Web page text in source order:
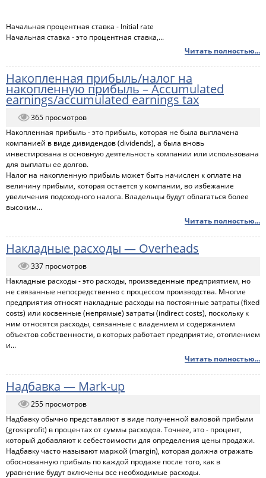
Начальная процентная ставка - Initial rate
Начальная ставка - это процентная ставка,...
Читать полностью...
Накопленная прибыль/налог на
накопленную прибыль – Accumulated
earnings/accumulated earnings tax
365 просмотров
Накопленная прибыль - это прибыль, которая не была выплачена
компанией в виде дивидендов (dividends), а была вновь
инвестирована в основную деятельность компании или использована
для выплаты ее долгов.
Налог на накопленную прибыль может быть начислен к оплате на
величину прибыли, которая остается у компании, во избежание
увеличения подоходного налога. Владельцы будут облагаться более
высоким...
Читать полностью...
Накладные расходы — Overheads
337 просмотров
Накладные расходы - это расходы, произведенные предприятием, но
не связанные непосредственно с процессом производства. Многие
предприятия относят накладные расходы на постоянные затраты (fixed
costs) или косвенные (непрямые) затраты (indirect costs), поскольку к
ним относятся расходы, связанные с владением и содержанием
объектов собственности, в которых работает предприятие, отоплением
и...
Читать полностью...
Надбавка — Mark-up
255 просмотров
Надбавку обычно представляют в виде полученной валовой прибыли
(grossprofit) в процентах от суммы расходов. Точнее, это - процент,
который добавляют к себестоимости для определения цены продажи.
Надбавку часто называют маржой (margin), которая должна отражать
обоснованную прибыль по каждой продаже после того, как в
уравнение будут включены все необходимые расходы.